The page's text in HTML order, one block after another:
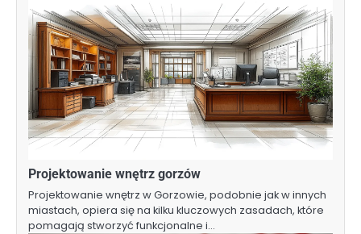
Projektowanie wnętrz gorzów
Projektowanie wnętrz w Gorzowie, podobnie jak w innych
miastach, opiera się na kilku kluczowych zasadach, które
pomagają stworzyć funkcjonalne i…